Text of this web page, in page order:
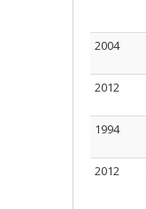
2004
2012
1994
2012